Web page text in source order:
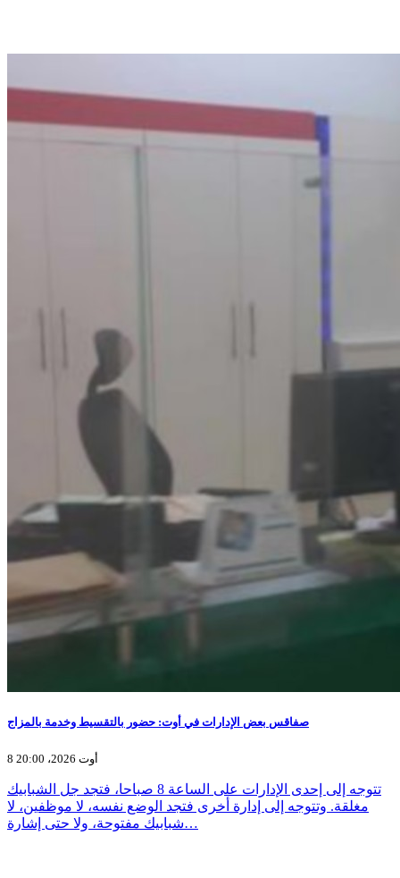
صفاقس بعض الإدارات في أوت: حضور بالتقسيط وخدمة بالمزاج
8 أوت 2026، 20:00
تتوجه إلى إحدى الإدارات على الساعة 8 صباحا، فتجد جل الشبابيك
مغلقة. وتتوجه إلى إدارة أخرى فتجد الوضع نفسه، لا موظفين، لا
شبابيك مفتوحة، ولا حتى إشارة…